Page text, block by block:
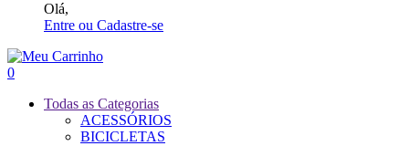
Olá,
Entre ou Cadastre-se
0
Todas as Categorias
ACESSÓRIOS
BICICLETAS